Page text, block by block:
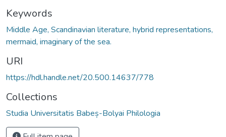
Keywords
Middle Age, Scandinavian literature, hybrid representations,
mermaid, imaginary of the sea.
URI
https://hdl.handle.net/20.500.14637/778
Collections
Studia Universitatis Babeș-Bolyai Philologia